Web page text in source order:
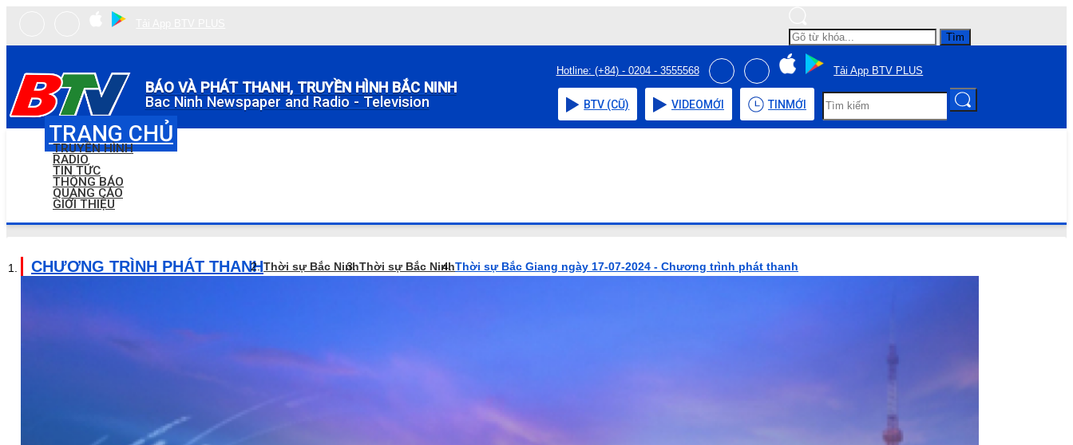
Tìm
BÁO VÀ PHÁT THANH, TRUYỀN HÌNH BẮC NINH
Bac Ninh Newspaper and Radio - Television
Hotline: (+84) - 0204 - 3555568 Tải App BTV PLUS
BTV (CŨ) VIDEOMỚI TIN MỚI
TRANG CHỦ
TRUYỀN HÌNH
RADIO
TIN TỨC
THÔNG BÁO
QUẢNG CÁO
GIỚI THIỆU
CHƯƠNG TRÌNH PHÁT THANHThời sự Bắc NinhThời sự Bắc NinhThời sự Bắc Giang ngày 17-07-2024 - Chương trình phát thanh